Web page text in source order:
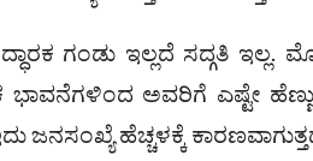
ಗಂಡು ಇಲ್ಲದೆ ಸದ್ಗತಿ ಇಲ್ಲ.
ಅವರಿಗೆ ಎಷ್ಟೇ
ಜನಸಂಖ್ಯೆ ಹೆಚ್ಚಳಕ್ಕೆ